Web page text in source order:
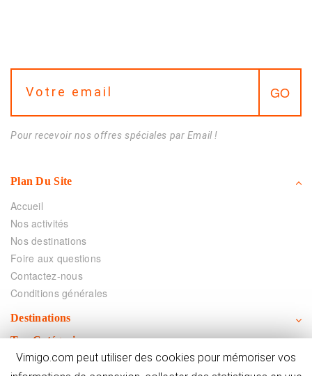
Pour recevoir nos offres spéciales par Email !
Plan Du Site
Accueil
Nos activités
Nos destinations
Foire aux questions
Contactez-nous
Conditions générales
Destinations
Top Catégories
Vimigo
Vimigo.com peut utiliser des cookies pour mémoriser vos